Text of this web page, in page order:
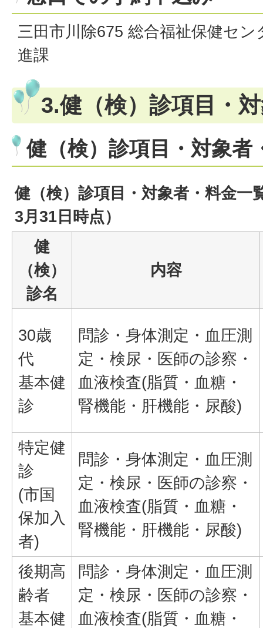
三田市川除675 総合福祉保健セ
進課
3.健（検）診項目・
健（検）診項目・対象
健（検）診項目・対象者・料金一
3月31日時点）
健
（検）
診名
内容
30歳
代
基本健
診
問診・身体測定・血圧測
定・検尿・医師の診察・
血液検査(脂質・血糖・
腎機能・肝機能・尿酸)
特定健
診
(市国
保加入
者)
問診・身体測定・血圧測
定・検尿・医師の診察・
血液検査(脂質・血糖・
腎機能・肝機能・尿酸)
後期高
齢者
基本健
問診・身体測定・血圧測
定・検尿・医師の診察・
血液検査(脂質・血糖・